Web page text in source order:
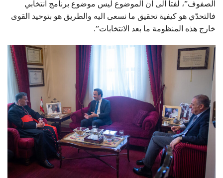
الصفوف”، لفتا الى ان الموضوع ليس موضوع برنامج انتخابي
فالتحدّي هو كيفية تحقيق ما نسعى اليه والطريق هو بتوحيد القوى
خارج هذه المنظومة ما بعد الانتخابات”.